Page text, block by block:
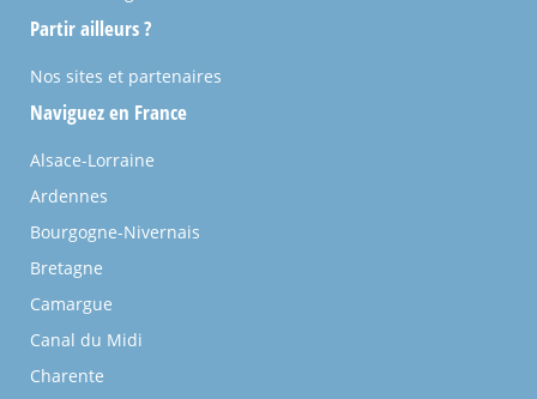
Partir ailleurs ?
Nos sites et partenaires
Naviguez en France
Alsace-Lorraine
Ardennes
Bourgogne-Nivernais
Bretagne
Camargue
Canal du Midi
Charente